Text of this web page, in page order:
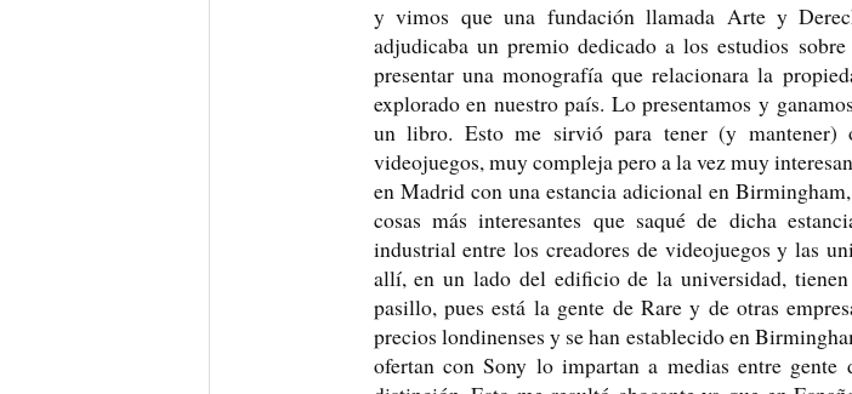
y vimos que una fundación llamada Arte y
adjudicaba un premio dedicado a los estudios
presentar una monografía que relacionara la
explorado en nuestro país. Lo presentamos y
un libro. Esto me sirvió para tener (y mantener)
videojuegos, muy compleja pero a la vez muy
en Madrid con una estancia adicional en
cosas más interesantes que saqué de dicha
industrial entre los creadores de videojuegos y las
allí, en un lado del edificio de la universidad,
pasillo, pues está la gente de Rare y de otras
precios londinenses y se han establecido en
ofertan con Sony lo impartan a medias entre